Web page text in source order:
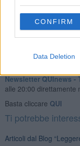
CONFIRM
Data Deletion
Roberto Cerri
Newsletter QUInews -
alle 20:00 direttamente
Basta cliccare QUI
Ti potrebbe
Articoli dal Blog